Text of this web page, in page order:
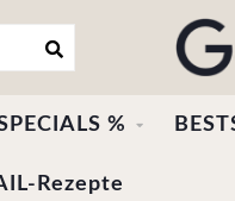
%
Rezepte